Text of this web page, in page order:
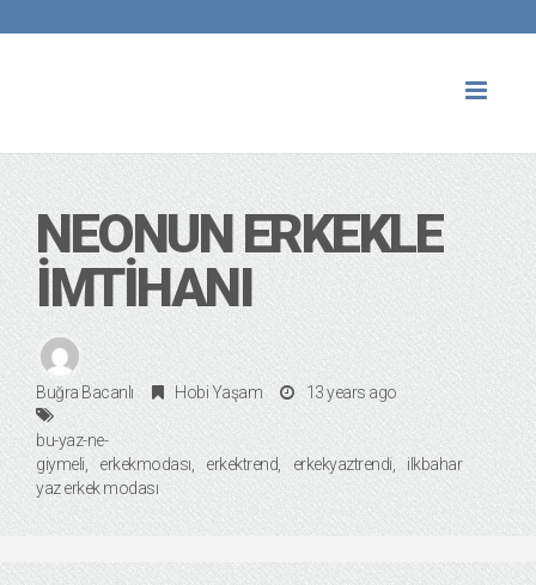
NEONUN ERKEKLE
İMTIHANI
Buğra Bacanlı Hobi Yaşam 13 years ago
bu-yaz-ne-
giymeli
erkekmodası erkektrend erkekyaztrendi
ilkbahar
yaz erkek modası